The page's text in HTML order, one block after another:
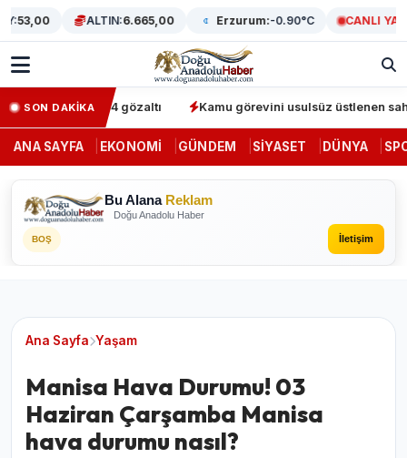
53,00 ALTIN:6.665,00 Erzurum:-0.90°C CANLI YAYIN
SON DAKİKA64 gözaltı Kamu görevini usulsüz üstlenen sahte
ANA SAYFA EKONOMI GÜNDEM SIYASET DÜNYA
Bu Alana Reklam
Doğu Anadolu Haber
BOŞ İletişim
Ana Sayfa Yaşam
Manisa Hava Durumu! 03
Haziran Çarşamba Manisa
hava durumu nasıl?